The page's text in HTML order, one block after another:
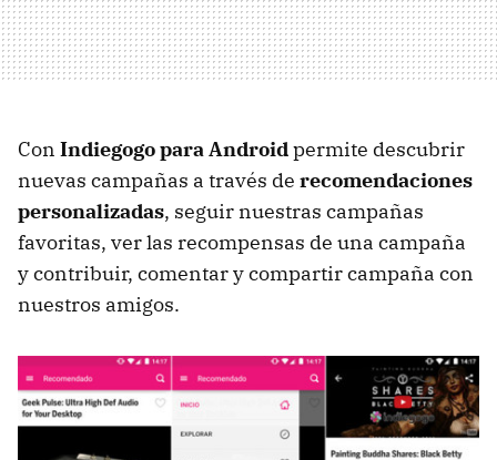
Con Indiegogo para Androidpermite descubrir
nuevas campañas a través de recomendaciones
personalizadas, seguir nuestras campañas
favoritas, ver las recompensas de una campaña
y contribuir, comentar y compartir campaña con
nuestros amigos.